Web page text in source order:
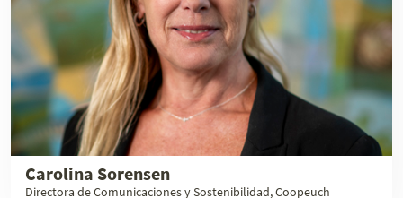
Carolina Sorensen
Directora de Comunicaciones y Sostenibilidad, Coopeuch